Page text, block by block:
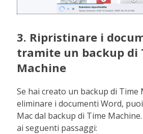
3. Ripristinare i
tramite un backup di
Machine
Se hai creato un backup di Time
eliminare i documenti Word,
Mac dal backup di Time
ai seguenti passaggi: